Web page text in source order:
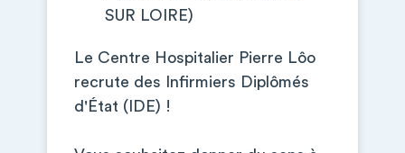
SUR LOIRE)
Le Centre Hospitalier Pierre Lôo
recrute des Infirmiers Diplômés
d'État (IDE) !